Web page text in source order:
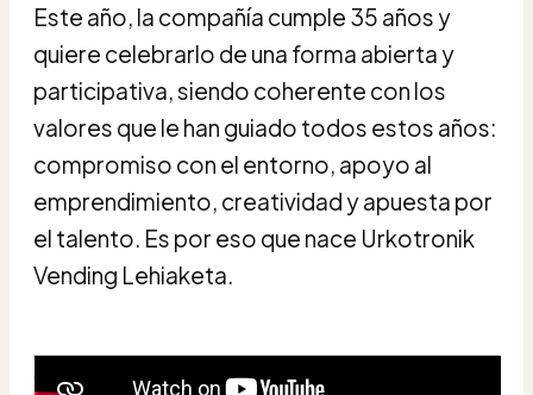
Este año, la compañía cumple 35 años y
quiere celebrarlo de una forma abierta y
participativa, siendo coherente con los
valores que le han guiado todos estos años:
compromiso con el entorno, apoyo al
emprendimiento, creatividad y apuesta por
el talento. Es por eso que nace Urkotronik
Vending Lehiaketa.